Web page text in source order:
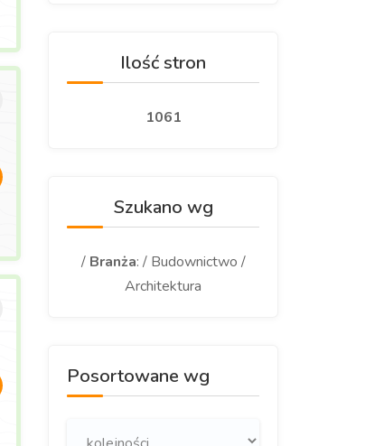
Ilość stron
1061
Szukano wg
/ Branża: / Budownictwo /
Architektura
Posortowane wg